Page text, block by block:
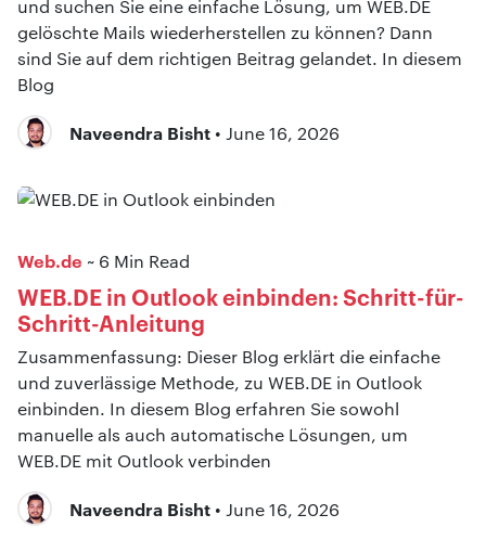
und suchen Sie eine einfache Lösung, um WEB.DE
gelöschte Mails wiederherstellen zu können? Dann
sind Sie auf dem richtigen Beitrag gelandet. In diesem
Blog
Naveendra Bisht • June 16, 2026
Web.de ~ 6 Min Read
WEB.DE in Outlook einbinden: Schritt-für-
Schritt-Anleitung
Zusammenfassung: Dieser Blog erklärt die einfache
und zuverlässige Methode, zu WEB.DE in Outlook
einbinden. In diesem Blog erfahren Sie sowohl
manuelle als auch automatische Lösungen, um
WEB.DE mit Outlook verbinden
Naveendra Bisht • June 16, 2026